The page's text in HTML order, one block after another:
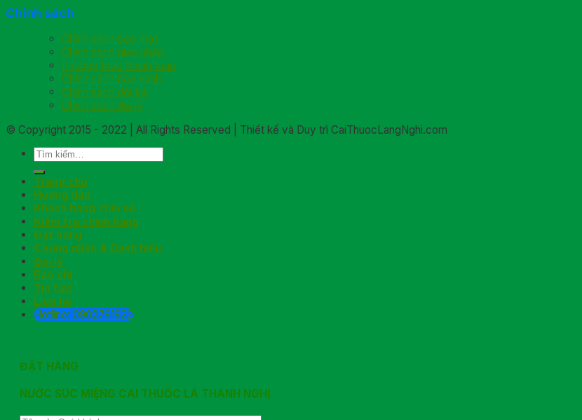
Chính sách
Chính sách bảo mật
Chính sách giao nhận
Phương thức thanh toán
Chính sách bảo hành
Chính sách đổi trả
Chính sách đại lý
© Copyright 2015 - 2022 | All Rights Reserved | Thiết kế và Duy trì CaiThuocLangNghi.com
Trang chủ
Hướng dẫn
Khách hàng chia sẻ
Kiểm tra chính hãng
Đặt hàng
Chứng nhận & Danh hiệu
Đại lý
Báo chí
Tin tức
Liên hệ
Hotline: 0902791922
ĐẶT HÀNG
NƯỚC SÚC MIỆNG CAI THUỐC LÁ THANH NGHỊ